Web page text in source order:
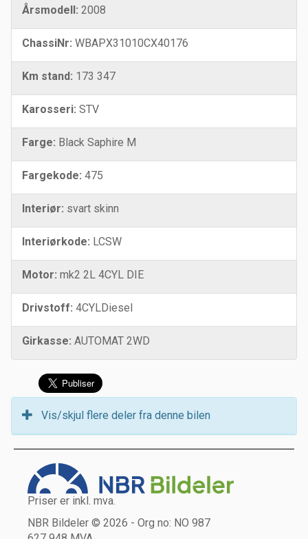
Årsmodell: 2008
ChassiNr: WBAPX31010CX40176
Km stand: 173 347
Karosseri: STV
Farge: Black Saphire M
Fargekode: 475
Interiør: svart skinn
Interiørkode: LCSW
Motor: mk2 2L 4CYL DIE
Drivstoff: 4CYLDiesel
Girkasse: AUTOMAT 2WD
Vis/skjul flere deler fra denne bilen
Priser er inkl. mva.
NBR Bildeler © 2026 - Org no: NO 987